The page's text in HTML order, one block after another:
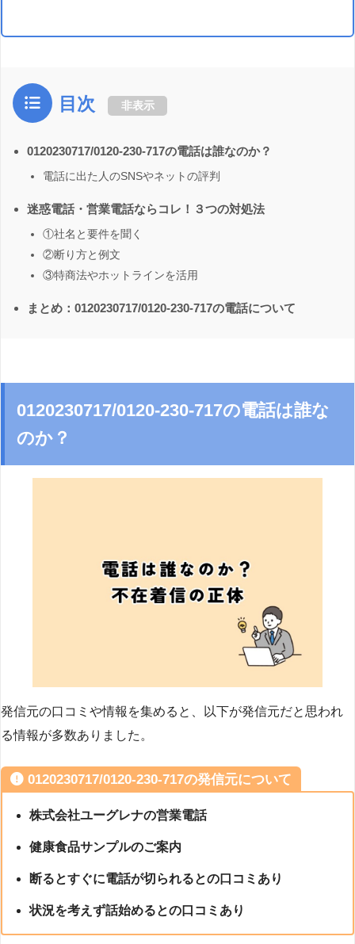
目次 非表示
0120230717/0120-230-717の電話は誰なのか？
電話に出た人のSNSやネットの評判
迷惑電話・営業電話ならコレ！３つの対処法
①社名と要件を聞く
②断り方と例文
③特商法やホットラインを活用
まとめ：0120230717/0120-230-717の電話について
0120230717/0120-230-717の電話は誰な
のか？
発信元の口コミや情報を集めると、以下が発信元だと思われ
る情報が多数ありました。
0120230717/0120-230-717の発信元について
株式会社ユーグレナの営業電話
健康食品サンプルのご案内
断るとすぐに電話が切られるとの口コミあり
状況を考えず話始めるとの口コミあり